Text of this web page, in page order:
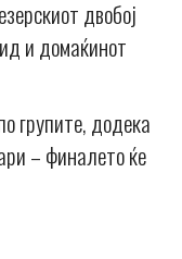
двобој
и домаќинот
групите, додека
– финалето ќе